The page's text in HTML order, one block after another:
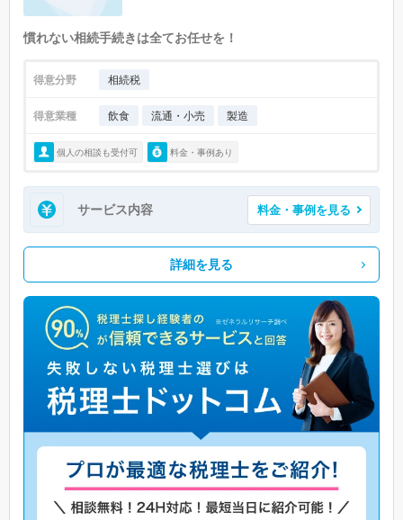
慣れない相続手続きは全てお任せを！
得意分野 相続税
得意業種 飲食 流通・小売 製造
個人の相談も受付可 料金・事例あり
サービス内容 料金・事例を見る
詳細を見る